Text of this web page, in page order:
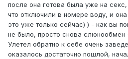
после она готова была уже на
что отключили в номере воду, и
это уже только сейчас) ) - как вы
не было, просто снова слюнообмен
Улетел обратно к себе очень
оказалось достаточно пошлой,